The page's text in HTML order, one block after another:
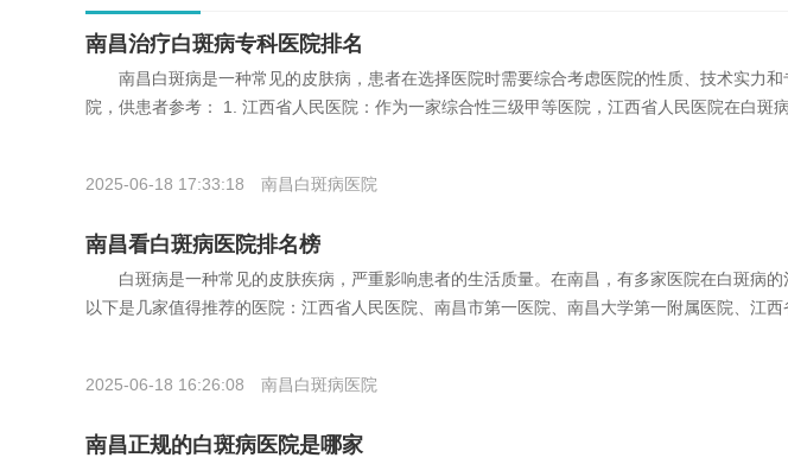
南昌治疗白斑病专科医院排名
南昌白斑病是一种常见的皮肤病，患者在选择医院时需要综合考虑医院的性质、技术实力和
院，供患者参考： 1. 江西省人民医院：作为一家综合性三级甲等医院，江西省人民医院在白斑
2025-06-18 17:33:18 南昌白斑病医院
南昌看白斑病医院排名榜
白斑病是一种常见的皮肤疾病，严重影响患者的生活质量。在南昌，有多家医院在白斑病的
以下是几家值得推荐的医院：江西省人民医院、南昌市第一医院、南昌大学第一附属医院、江西
2025-06-18 16:26:08 南昌白斑病医院
南昌正规的白斑病医院是哪家